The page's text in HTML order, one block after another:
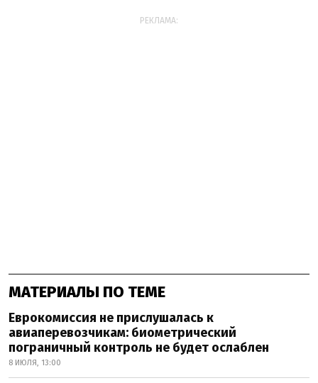
РЕКЛАМА:
МАТЕРИАЛЫ ПО ТЕМЕ
Еврокомиссия не прислушалась к
авиаперевозчикам: биометрический
пограничный контроль не будет ослаблен
8 ИЮЛЯ, 13:00